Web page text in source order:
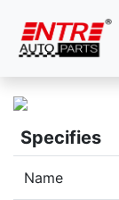
Specifies
Name